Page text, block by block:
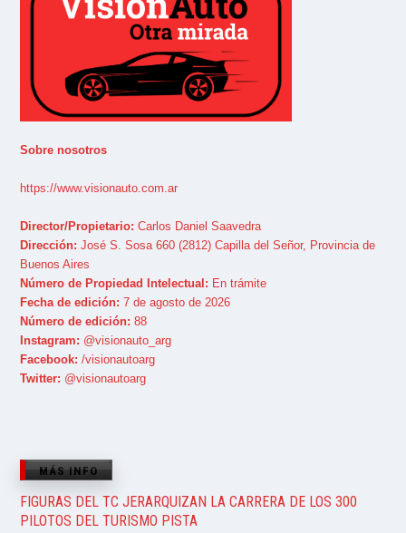
Sobre nosotros
https://www.visionauto.com.ar
Director/Propietario: Carlos Daniel Saavedra
Dirección: José S. Sosa 660 (2812) Capilla del Señor, Provincia de
Buenos Aires
Número de Propiedad Intelectual: En trámite
Fecha de edición: 7 de agosto de 2026
Número de edición: 88
Instagram: @visionauto_arg
Facebook: /visionautoarg
Twitter: @visionautoarg
MÁS INFO
FIGURAS DEL TC JERARQUIZAN LA CARRERA DE LOS 300
PILOTOS DEL TURISMO PISTA